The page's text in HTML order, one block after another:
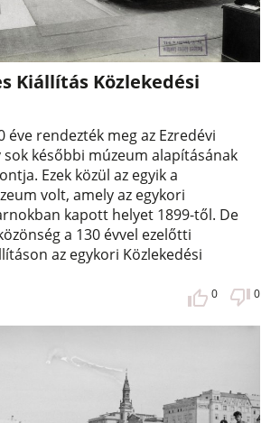
Kiállítás Közlekedési
éve rendezték meg az Ezredévi
későbbi múzeum alapításának
Ezek közül az egyik a
volt, amely az egykori
kapott helyet 1899-től. De
a 130 évvel ezelőtti
az egykori Közlekedési
0 0